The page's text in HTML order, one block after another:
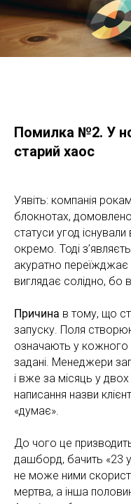
Помилка №2. У
старий хаос
Уявіть: компанія
блокнотах,
статуси угод
окремо. Тоді
акуратно переїжджає
виглядає солідно, бо
Причина в тому, що
запуску. Поля
означають у кожного
задані. Менеджери
і вже за місяць у двох
написання назви
«думає».
До чого це
дашборд, бачить «23
не може ними
мертва, а інша